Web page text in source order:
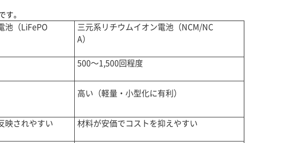
す。
池（LiFePO
三元系リチウムイオン電池（NCM/NC
A）
500〜1,500回程度
高い（軽量・小型化に有利）
映されやすい 材料が安価でコストを抑えやすい